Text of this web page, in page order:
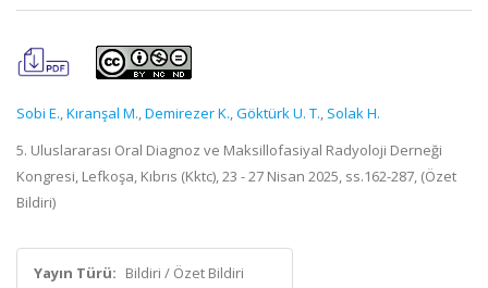
Sobi E.,Kıranşal M.,Demirezer K.,Göktürk U. T., Solak H.
5. Uluslararası Oral Diagnoz ve Maksillofasiyal Radyoloji Derneği
Kongresi, Lefkoşa, Kıbrıs (Kktc), 23 - 27 Nisan 2025, ss.162-287, (Özet
Bildiri)
Yayın Türü: Bildiri / Özet Bildiri